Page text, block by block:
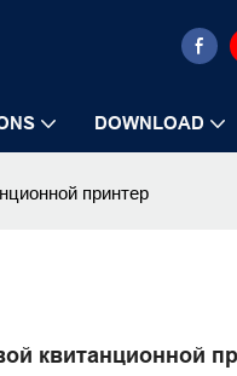
DOWNLOAD
принтер
квитанционной